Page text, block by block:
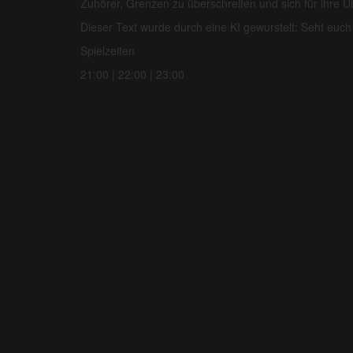
Zuhörer, Grenzen zu überschreiten und sich für ihre
Dieser Text wurde durch eine KI gewurstelt: Seht
Spielzeiten
21:00 | 22:00 | 23:00